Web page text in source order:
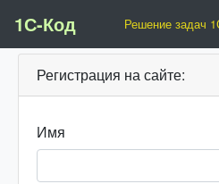
1С-Код Решение задач
Регистрация на сайте:
Имя